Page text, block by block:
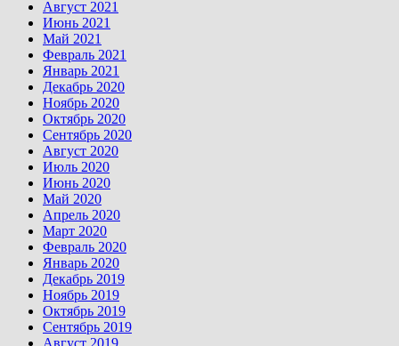
Август 2021
Июнь 2021
Май 2021
Февраль 2021
Январь 2021
Декабрь 2020
Ноябрь 2020
Октябрь 2020
Сентябрь 2020
Август 2020
Июль 2020
Июнь 2020
Май 2020
Апрель 2020
Март 2020
Февраль 2020
Январь 2020
Декабрь 2019
Ноябрь 2019
Октябрь 2019
Сентябрь 2019
Август 2019